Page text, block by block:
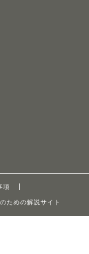
項
ための解説サイト